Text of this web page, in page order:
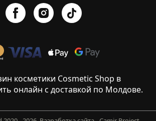
косметики Cosmetic Shop в
онлайн с доставкой по Молдове.